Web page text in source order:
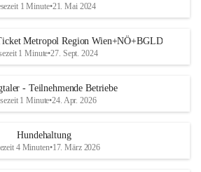
1 Minute•21. Mai 2024
Metropol Region Wien+NÖ+BGLD
1 Minute•27. Sept. 2024
- Teilnehmende Betriebe
1 Minute•24. Apr. 2026
Hundehaltung
4 Minuten•17. März 2026